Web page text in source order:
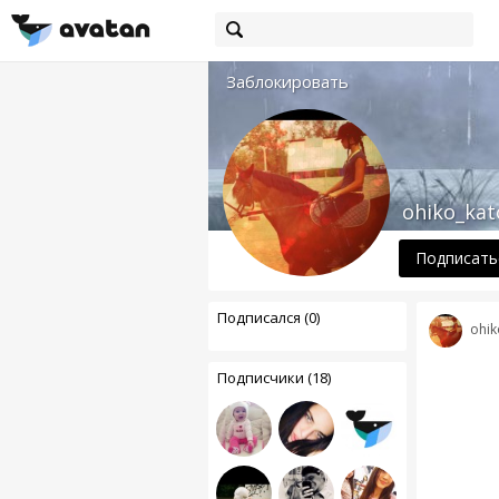
Заблокировать
Подписался (0)
Подписчики (18)